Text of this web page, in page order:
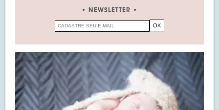
NEWSLETTER